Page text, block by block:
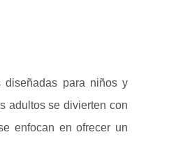
para niños y
adultos se divierten con
enfocan en ofrecer un